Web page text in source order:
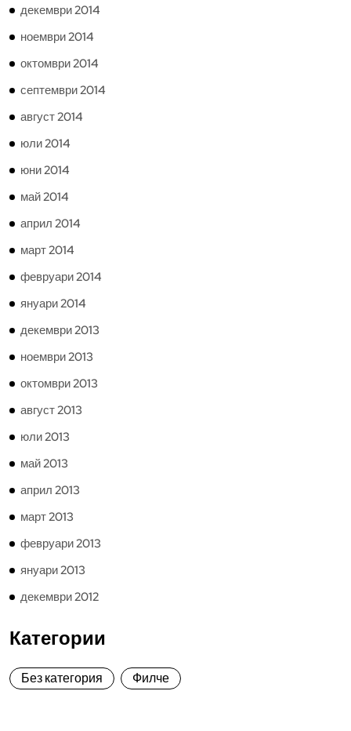
декември 2014
ноември 2014
октомври 2014
септември 2014
август 2014
юли 2014
юни 2014
май 2014
април 2014
март 2014
февруари 2014
януари 2014
декември 2013
ноември 2013
октомври 2013
август 2013
юли 2013
май 2013
април 2013
март 2013
февруари 2013
януари 2013
декември 2012
Категории
Без категория Филче